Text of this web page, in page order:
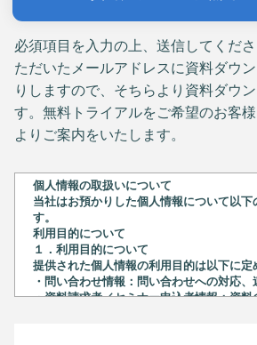
必須項目を入力の上、送信してくだ
ただいたメールアドレスに資料ダウ
りしますので、そちらより資料ダウ
す。無料トライアルをご希望のお客
よりご案内をいたします。
個人情報の取扱いについて
当社はお預かりした個人情報について以下
す。
利用目的について
１．利用目的について
提供された個人情報の利用目的は以下に定
・問い合わせ情報：問い合わせへの対応、
・資料請求者／セミナー申込者情報：資料